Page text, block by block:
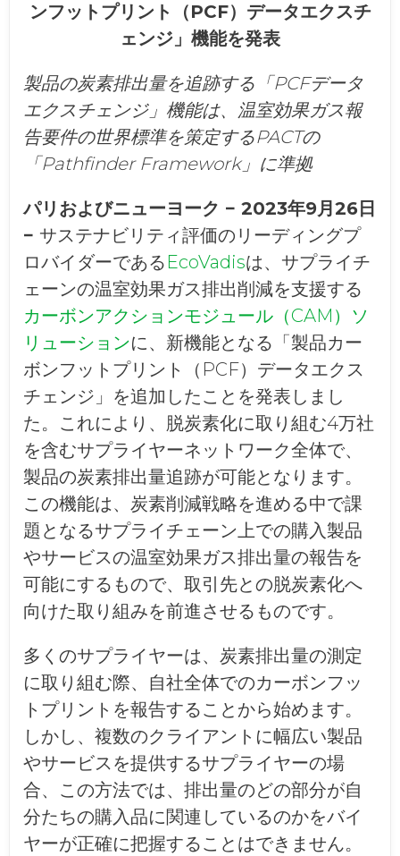
ンフットプリント（PCF）データエクスチ
ェンジ」機能を発表
製品の炭素排出量を追跡する「PCFデータ
エクスチェンジ」機能は、温室効果ガス報
告要件の世界標準を策定するPACTの
「Pathfinder Framework」に準拠
パリおよびニューヨーク − 2023年9月26日
− サステナビリティ評価のリーディングプ
ロバイダーであるEcoVadisは、サプライチ
ェーンの温室効果ガス排出削減を支援する
カーボンアクションモジュール（CAM）ソ
リューションに、新機能となる「製品カー
ボンフットプリント（PCF）データエクス
チェンジ」を追加したことを発表しまし
た。これにより、脱炭素化に取り組む4万社
を含むサプライヤーネットワーク全体で、
製品の炭素排出量追跡が可能となります。
この機能は、炭素削減戦略を進める中で課
題となるサプライチェーン上での購入製品
やサービスの温室効果ガス排出量の報告を
可能にするもので、取引先との脱炭素化へ
向けた取り組みを前進させるものです。
多くのサプライヤーは、炭素排出量の測定
に取り組む際、自社全体でのカーボンフッ
トプリントを報告することから始めます。
しかし、複数のクライアントに幅広い製品
やサービスを提供するサプライヤーの場
合、この方法では、排出量のどの部分が自
分たちの購入品に関連しているのかをバイ
ヤーが正確に把握することはできません。